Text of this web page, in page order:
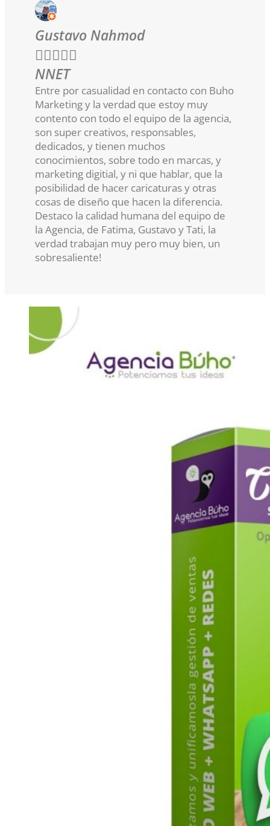
Gustavo Nahmod

NNET
Entre por casualidad en contacto con Buho
Marketing y la verdad que estoy muy
contento con todo el equipo de la agencia,
son super creativos, responsables,
dedicados, y tienen muchos
conocimientos, sobre todo en marcas, y
marketing digitial, y ni que hablar, que la
posibilidad de hacer caricaturas y otras
cosas de diseño que hacen la diferencia.
Destaco la calidad humana del equipo de
la Agencia, de Fatima, Gustavo y Tati, la
verdad trabajan muy pero muy bien, un
sobresaliente!